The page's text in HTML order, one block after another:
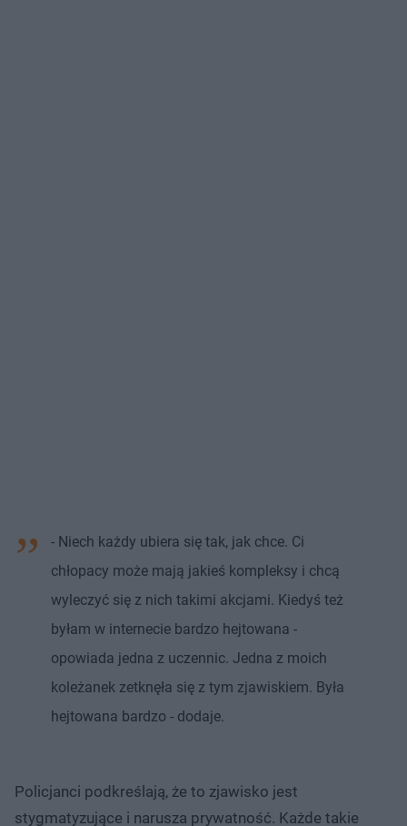
- Niech każdy ubiera się tak, jak chce. Ci
chłopacy może mają jakieś kompleksy i chcą
wyleczyć się z nich takimi akcjami. Kiedyś też
byłam w internecie bardzo hejtowana -
opowiada jedna z uczennic. Jedna z moich
koleżanek zetknęła się z tym zjawiskiem. Była
hejtowana bardzo - dodaje.
Policjanci podkreślają, że to zjawisko jest
stygmatyzujące i narusza prywatność. Każde takie